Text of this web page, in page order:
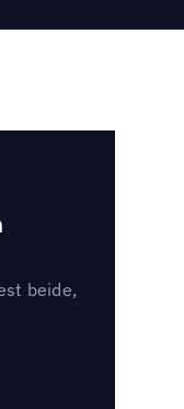
beide,